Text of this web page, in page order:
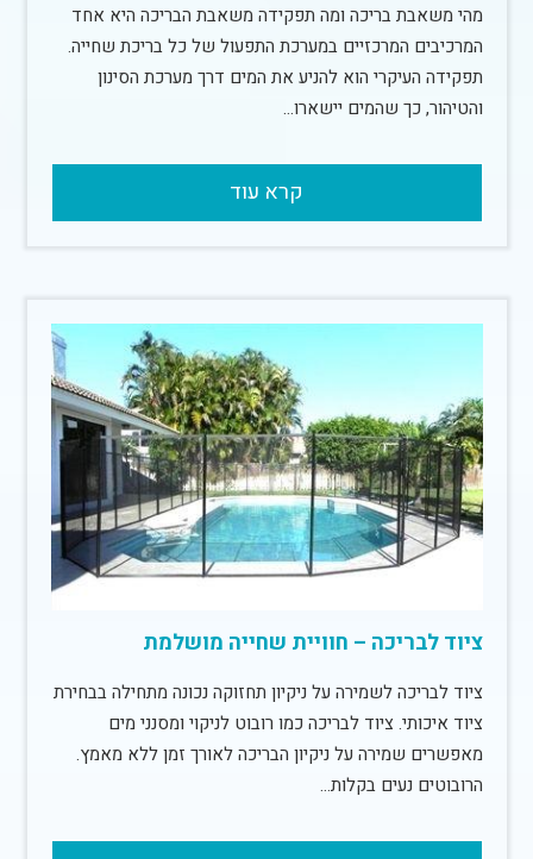
מהי משאבת בריכה ומה תפקידה משאבת הבריכה היא אחד
המרכיבים המרכזיים במערכת התפעול של כל בריכת שחייה.
תפקידה העיקרי הוא להניע את המים דרך מערכת הסינון
והטיהור, כך שהמים יישארו…
קרא עוד
ציוד לבריכה – חוויית שחייה מושלמת
ציוד לבריכה לשמירה על ניקיון תחזוקה נכונה מתחילה בבחירת
ציוד איכותי. ציוד לבריכה כמו רובוט לניקוי ומסנני מים
מאפשרים שמירה על ניקיון הבריכה לאורך זמן ללא מאמץ.
הרובוטים נעים בקלות…